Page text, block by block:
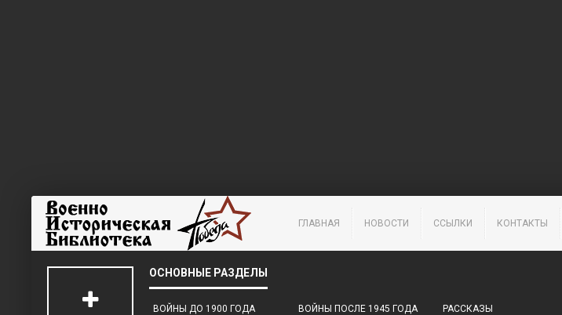
ГЛАВНАЯ НОВОСТИ ССЫЛКИ КОНТАКТЫ
ВОЙНЫ ДО 1900 ГОДА
ВОЙНЫ ПОСЛЕ 1945 ГОДА
РАССКАЗЫ